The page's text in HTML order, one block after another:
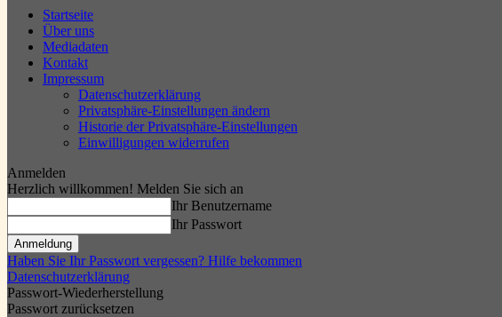
Startseite
Über uns
Mediadaten
Kontakt
Impressum
Datenschutzerklärung
Privatsphäre-Einstellungen ändern
Historie der Privatsphäre-Einstellungen
Einwilligungen widerrufen
Anmelden
Herzlich willkommen! Melden Sie sich an
Ihr Benutzername
Ihr Passwort
Haben Sie Ihr Passwort vergessen? Hilfe bekommen
Datenschutzerklärung
Passwort-Wiederherstellung
Passwort zurücksetzen